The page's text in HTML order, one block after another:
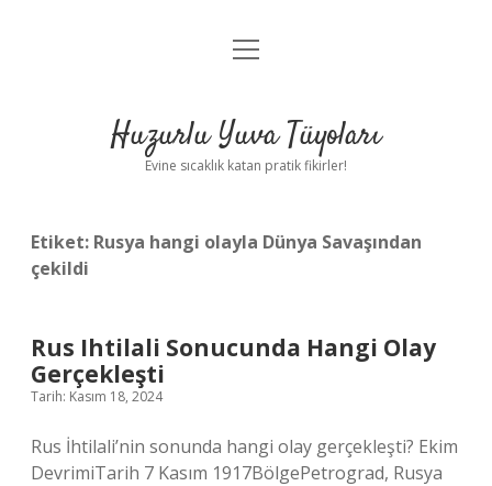
Anasayfa
Yasal Uyarı
menüyü
Huzurlu Yuva Tüyoları
Evine sıcaklık katan pratik fikirler!
Etiket: Rusya hangi olayla Dünya Savaşından
çekildi
Rus Ihtilali Sonucunda Hangi Olay
Gerçekleşti
Tarih: Kasım 18, 2024
Rus İhtilali’nin sonunda hangi olay gerçekleşti? Ekim
DevrimiTarih 7 Kasım 1917BölgePetrograd, Rusya